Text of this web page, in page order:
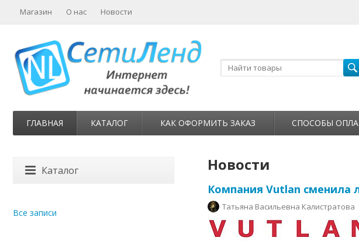
Магазин О нас Новости
ГЛАВНАЯ КАТАЛОГ КАК ОФОРМИТЬ ЗАКАЗ СПОСОБЫ
Новости
Компания Vutlan сменила
Татьяна Васильевна Калистратова
Каталог
Все записи